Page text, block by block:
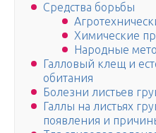
Средства борьбы
Химические
Народные
Галловый клещ и
обитания
Болезни листьев
Галлы на листьях
появления и